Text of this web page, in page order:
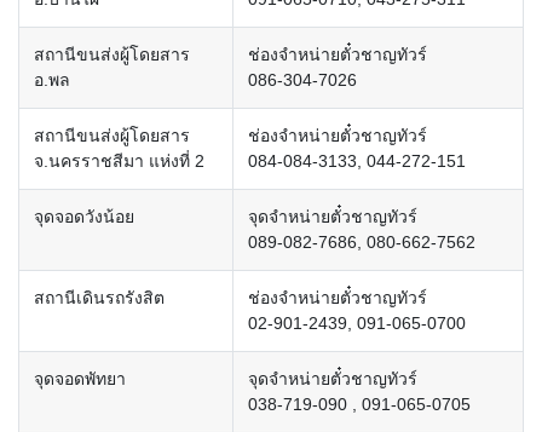
สถานีขนส่งผู้โดยสาร
อ.พล
ช่องจำหน่ายตั๋วชาญทัวร์
086-304-7026
สถานีขนส่งผู้โดยสาร
จ.นครราชสีมา แห่งที่ 2
ช่องจำหน่ายตั๋วชาญทัวร์
084-084-3133, 044-272-151
จุดจอดวังน้อย
จุดจำหน่ายตั๋วชาญทัวร์
089-082-7686, 080-662-7562
สถานีเดินรถรังสิต
ช่องจำหน่ายตั๋วชาญทัวร์
02-901-2439, 091-065-0700
จุดจอดพัทยา
จุดจำหน่ายตั๋วชาญทัวร์
038-719-090 , 091-065-0705